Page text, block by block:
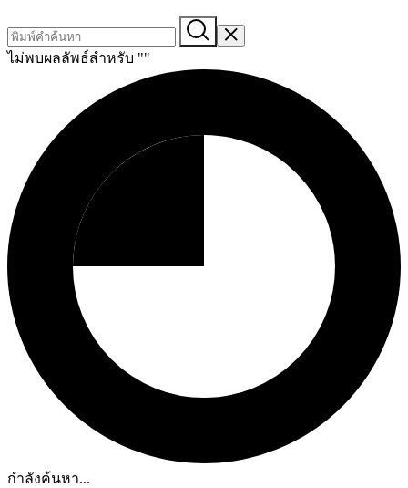
ไม่พบผลลัพธ์สำหรับ ""
กำลังค้นหา...